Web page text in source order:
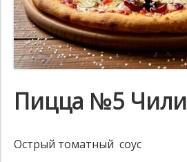
Пицца №5 Чили
Острый томатный соус